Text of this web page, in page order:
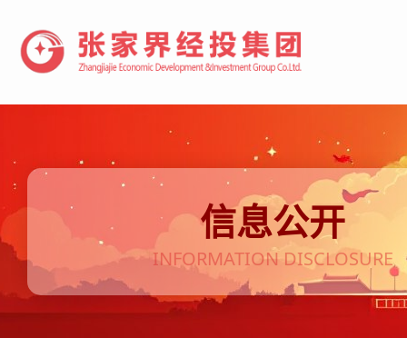
信息公开
INFORMATION DISCLOSURE